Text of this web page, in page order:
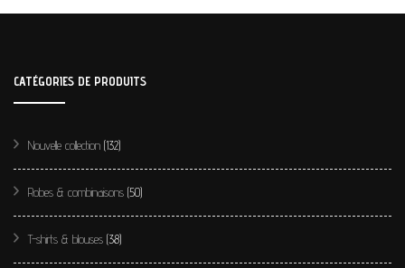
CATÉGORIES DE PRODUITS
Nouvelle collection (132)
Robes & combinaisons (50)
T-shirts & blouses (38)